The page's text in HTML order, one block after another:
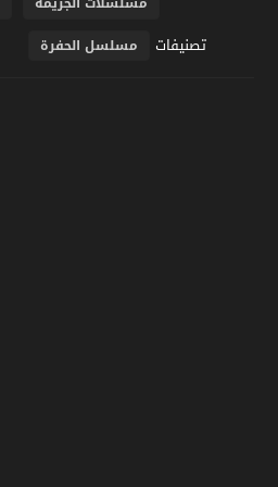
تصنيفات مسلسل الحفرة